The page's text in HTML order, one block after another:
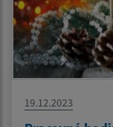
19.12.2023